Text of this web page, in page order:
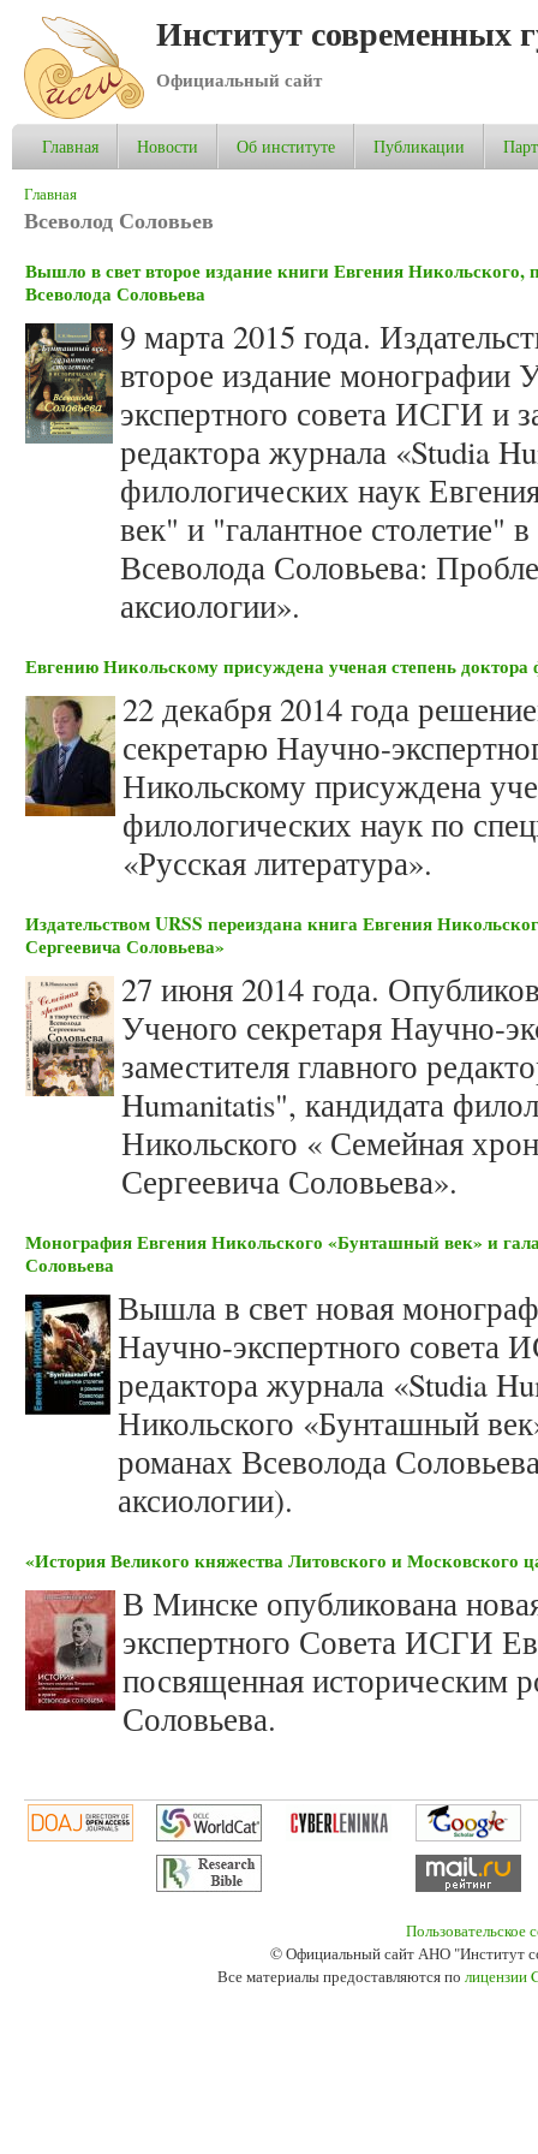
Институт современных
Официальный сайт
Главная Новости Об институте Публикации
Вы здесь
Главная
Всеволод Соловьев
Вышло в свет второе издание книги Евгения Никольского,
Всеволода Соловьева
9 марта 2015 года.
второе издание монографии
экспертного совета ИСГИ и
редактора журнала «Studia
филологических наук
век" и "галантное столетие"
Всеволода Соловьева:
аксиологии».
Евгению Никольскому присуждена ученая степень доктора
22 декабря 2014 года
секретарю Научно-
Никольскому присуждена
филологических наук по
«Русская литература».
Издательством URSS переиздана книга Евгения
Сергеевича Соловьева»
27 июня 2014 года.
Ученого секретаря Научно-
заместителя главного
Humanitatis", кандидата
Никольского « Семейная
Сергеевича Соловьева».
Монография Евгения Никольского «Бунташный век» и
Соловьева
Вышла в свет новая
Научно-экспертного совета
редактора журнала «Studia
Никольского «Бунташный
романах Всеволода
аксиологии).
«История Великого княжества Литовского и Московского
В Минске опубликована
экспертного Совета ИСГИ
посвященная историческим
Соловьева.
Пользовательское
© Официальный сайт АНО "Институт
Все материалы предоставляются по лицензии